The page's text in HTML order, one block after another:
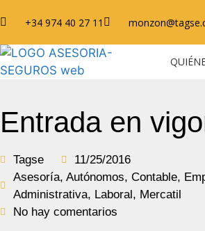
+34 974 40 27 11
Entrada en
Tagse
11/25/2016
Asesoría, Autónomos, Contable,
Administrativa, Laboral, Mercatil
No hay comentarios